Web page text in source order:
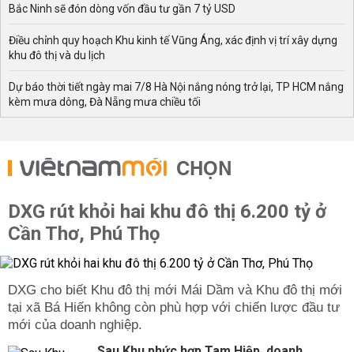
Bắc Ninh sẽ đón dòng vốn đầu tư gần 7 tỷ USD
Điều chỉnh quy hoạch Khu kinh tế Vũng Áng, xác định vị trí xây dựng
khu đô thị và du lịch
Dự báo thời tiết ngày mai 7/8 Hà Nội nắng nóng trở lại, TP HCM nắng
kèm mưa dông, Đà Nẵng mưa chiều tối
CHỌN
DXG rút khỏi hai khu đô thị 6.200 tỷ ở
Cần Thơ, Phú Thọ
DXG cho biết Khu đô thị mới Mái Dầm và Khu đô thị mới
tại xã Bá Hiến không còn phù hợp với chiến lược đầu tư
mới của doanh nghiệp.